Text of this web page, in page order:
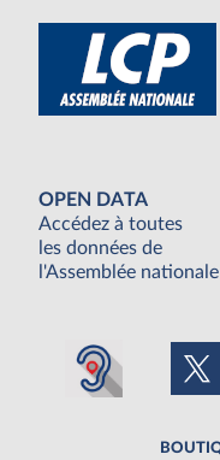
OPEN DATA
Accédez à toutes
les données de
l'Assemblée nationale